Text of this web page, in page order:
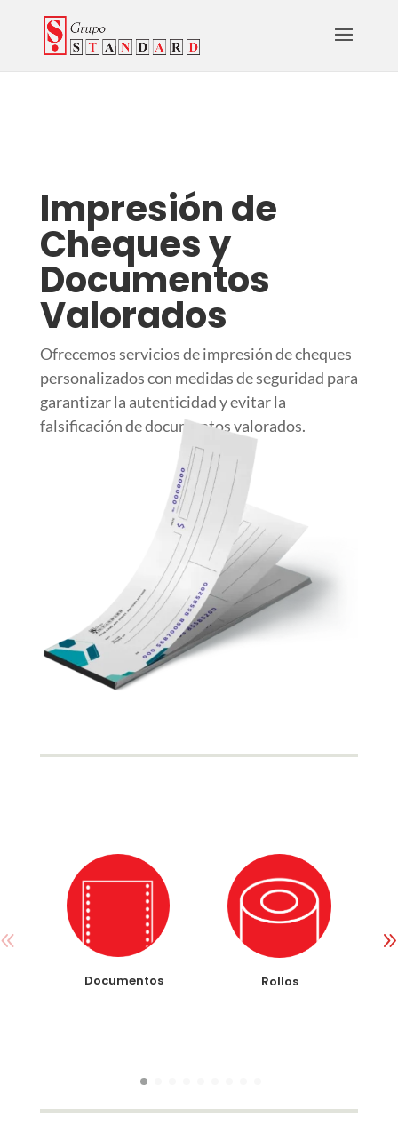
Impresión de
Cheques y
Documentos
Valorados
Ofrecemos servicios de impresión de cheques
personalizados con medidas de seguridad para
garantizar la autenticidad y evitar la
falsificación de documentos valorados.
Documentos Rollos